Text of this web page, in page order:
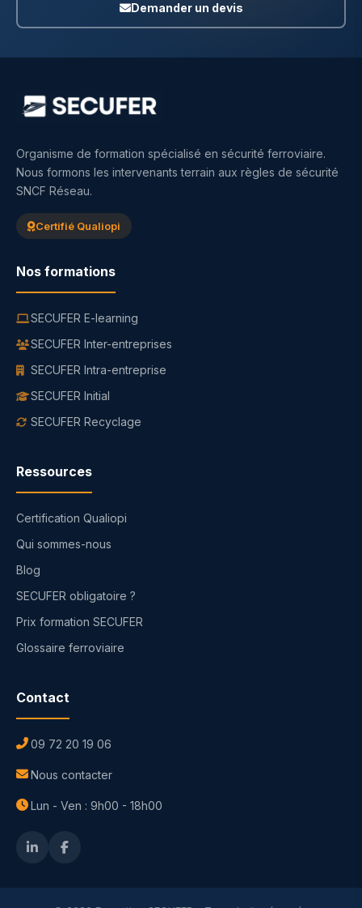
Demander un devis
Organisme de formation spécialisé en sécurité ferroviaire.
Nous formons les intervenants terrain aux règles de sécurité
SNCF Réseau.
Certifié Qualiopi
Nos formations
SECUFER E-learning
SECUFER Inter-entreprises
SECUFER Intra-entreprise
SECUFER Initial
SECUFER Recyclage
Ressources
Certification Qualiopi
Qui sommes-nous
Blog
SECUFER obligatoire ?
Prix formation SECUFER
Glossaire ferroviaire
Contact
09 72 20 19 06
Nous contacter
Lun - Ven : 9h00 - 18h00